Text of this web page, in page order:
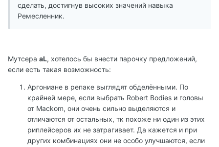
сделать, достигнув высоких значений навыка
Ремесленник.
Мутсера aL, хотелось бы внести парочку предложений,
если есть такая возможность:
Аргониане в репаке выглядят обделёнными. По
крайней мере, если выбрать Robert Bodies и головы
от Mackom, они очень сильно выделяются и
отличаются от остальных, тк похоже ни один из этих
риплейсеров их не затрагивает. Да кажется и при
других комбинациях они не особо улучшаются, если